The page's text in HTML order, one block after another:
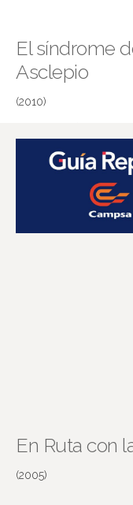
El síndrome
Asclepio
(2010)
En Ruta con
(2005)